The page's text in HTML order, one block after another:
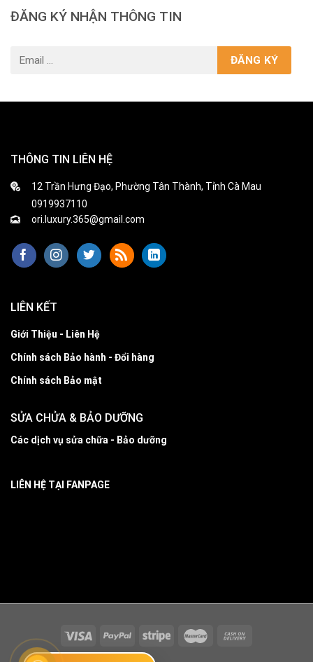
ĐĂNG KÝ NHẬN THÔNG TIN
THÔNG TIN LIÊN HỆ
12 Trần Hưng Đạo, Phường Tân Thành, Tỉnh Cà Mau
0919937110
ori.luxury.365@gmail.com
LIÊN KẾT
Giới Thiệu - Liên Hệ
Chính sách Bảo hành - Đổi hàng
Chính sách Bảo mật
SỬA CHỬA & BẢO DƯỠNG
Các dịch vụ sửa chữa - Bảo dưỡng
LIÊN HỆ TẠI FANPAGE